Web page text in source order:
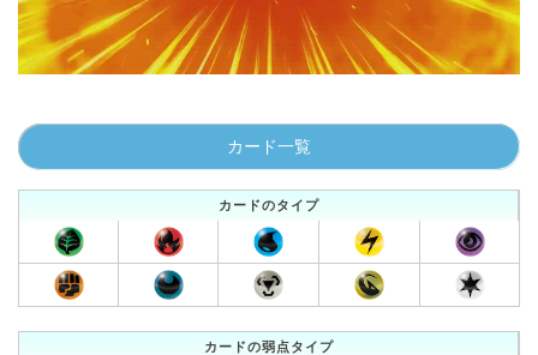
00:00 /01:00
カード一覧
カードのタイプ
カードの弱点タイプ